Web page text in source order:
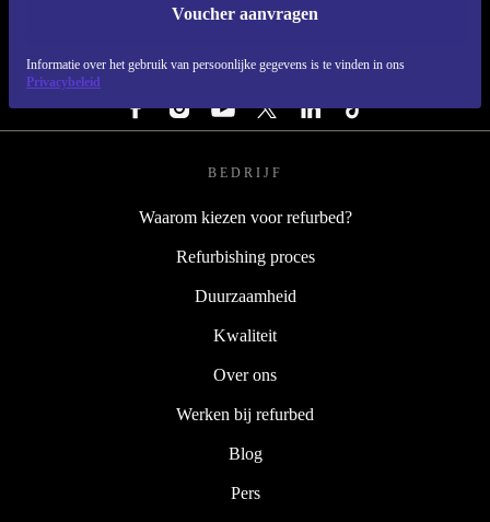
Voucher aanvragen
Informatie over het gebruik van persoonlijke gegevens is te vinden in ons
Privacybeleid
REFURBED BELGIË - RETHINK NEW.
VOLG ONS
BEDRIJF
Waarom kiezen voor refurbed?
Refurbishing proces
Duurzaamheid
Kwaliteit
Over ons
Werken bij refurbed
Blog
Pers